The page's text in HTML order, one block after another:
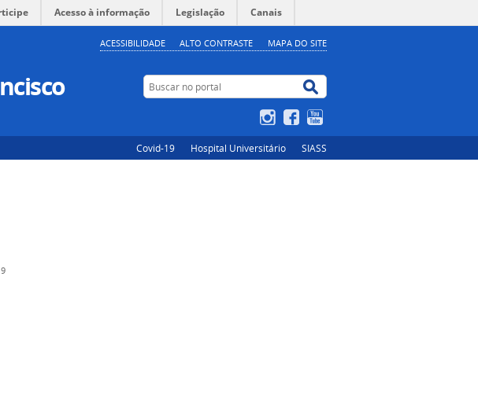
Acesso à informação Legislação Canais
ACESSIBILIDADE ALTO CONTRASTE MAPA DO SITE
Buscar no portal
InstagramFacebook
Covid-19 Hospital Universitário SIASS